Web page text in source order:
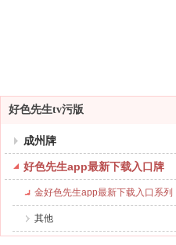
好色先生tv污版
成州牌
好色先生app最新下载入口牌
金好色先生app最新下载入口系列
其他